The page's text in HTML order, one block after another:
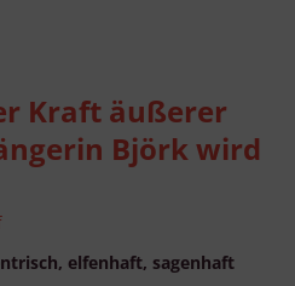
Kraft äußerer
Björk wird
elfenhaft, sagenhaft